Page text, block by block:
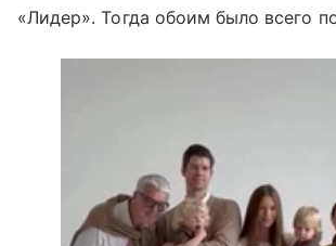
«Лидер». Тогда обоим было всего